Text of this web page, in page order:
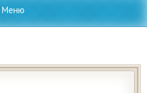
Меню